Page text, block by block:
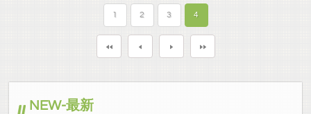
1 2 3 4
NEW-最新